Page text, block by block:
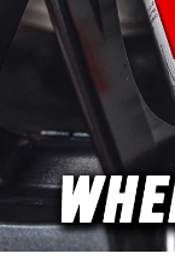
und 1/4"
für
mit
mit
Die
sich
weiteres